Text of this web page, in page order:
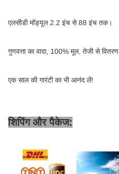
एलसीडी मॉड्यूल 2.2 इंच से 88 इंच तक।
गुणवत्ता का वादा, 100% मूल, तेजी से वितरण,
एक साल की गारंटी का भी आनंद लें!
शिपिंग और पैकेज: